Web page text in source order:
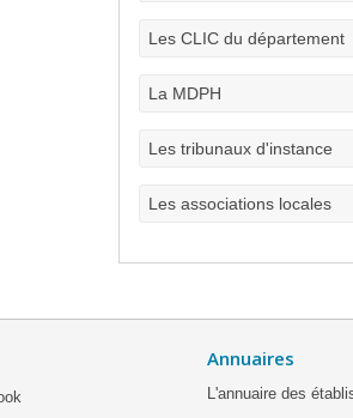
Les CLIC du département
La MDPH
Les tribunaux d'instance
Les associations locales
Annuaires
L'annuaire des